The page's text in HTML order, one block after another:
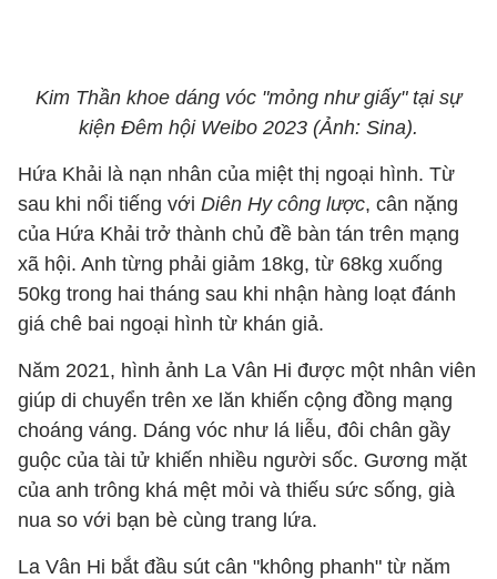
Kim Thần khoe dáng vóc "mỏng như giấy" tại sự
kiện Đêm hội Weibo 2023 (Ảnh: Sina).
Hứa Khải là nạn nhân của miệt thị ngoại hình. Từ
sau khi nổi tiếng với Diên Hy công lược, cân nặng
của Hứa Khải trở thành chủ đề bàn tán trên mạng
xã hội. Anh từng phải giảm 18kg, từ 68kg xuống
50kg trong hai tháng sau khi nhận hàng loạt đánh
giá chê bai ngoại hình từ khán giả.
Năm 2021, hình ảnh La Vân Hi được một nhân viên
giúp di chuyển trên xe lăn khiến cộng đồng mạng
choáng váng. Dáng vóc như lá liễu, đôi chân gầy
guộc của tài tử khiến nhiều người sốc. Gương mặt
của anh trông khá mệt mỏi và thiếu sức sống, già
nua so với bạn bè cùng trang lứa.
La Vân Hi bắt đầu sút cân "không phanh" từ năm